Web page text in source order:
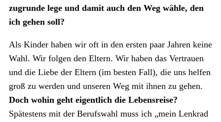
zugrunde lege und damit auch den Weg wähle, den
ich gehen soll?
Als Kinder haben wir oft in den ersten paar Jahren keine
Wahl. Wir folgen den Eltern. Wir haben das Vertrauen
und die Liebe der Eltern (im besten Fall), die uns helfen
groß zu werden und unseren Weg mit ihnen zu gehen.
Doch wohin geht eigentlich die Lebensreise?
Spätestens mit der Berufswahl muss ich „mein Lenkrad